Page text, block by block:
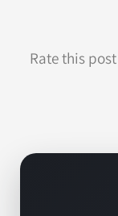
Rate this post